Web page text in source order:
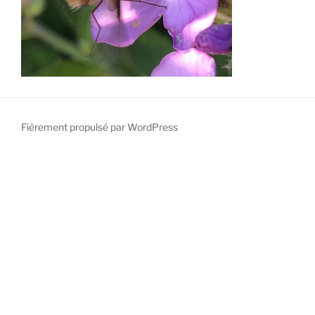
Fièrement propulsé par WordPress